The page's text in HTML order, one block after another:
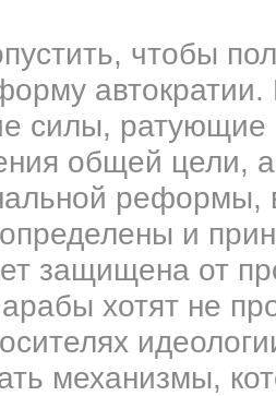
чтобы
силы,
общей цели,
реформы,
и
защищена от
хотят не
механизмы,